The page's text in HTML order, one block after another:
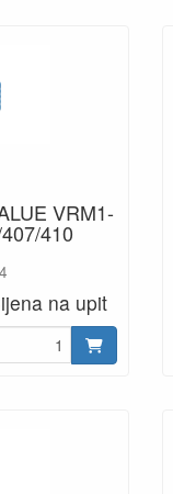
VRM1-
410
na upit